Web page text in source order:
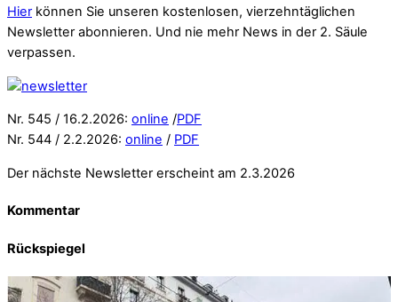
Hier können Sie unseren kostenlosen, vierzehntäglichen
Newsletter abonnieren. Und nie mehr News in der 2. Säule
verpassen.
Nr. 545 / 16.2.2026: online /PDF
Nr. 544 / 2.2.2026: online / PDF
Der nächste Newsletter erscheint am 2.3.2026
Kommentar
Rückspiegel